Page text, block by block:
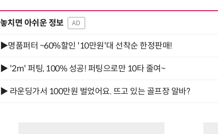
놓치면 아쉬운 정보 AD
▶명품퍼터 ~60%할인 '10만원'대 선착순 한정판매!
▶ '2m' 퍼팅, 100% 성공! 퍼팅으로만 10타 줄여~
▶ 라운딩가서 100만원 벌었어요. 뜨고 있는 골프장 알바?